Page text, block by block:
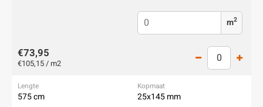
m2
€73,95
€105,15 / m2
575 cm 25x145 mm